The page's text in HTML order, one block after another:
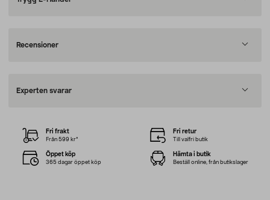
Recensioner
Experten svarar
Fri frakt
Från 599 kr*
Fri retur
Till valfri butik
Öppet köp
365 dagar öppet köp
Hämta i butik
Beställ online, från butikslager